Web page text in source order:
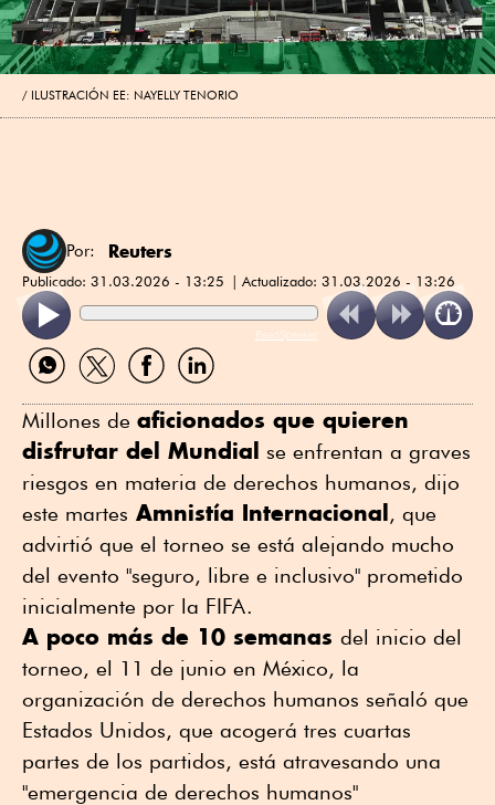
ILUSTRACIÓN EE: NAYELLY TENORIO
Por: Reuters
Publicado: 31.03.2026 - 13:25 Actualizado: 31.03.2026 - 13:26
ReadSpeaker
Compartir
por
Compartir
por
Compartir
por
Compartir
por
Millones de aficionados que quieren
⁠disfrutar del Mundial se enfrentan a graves
riesgos en materia de derechos humanos, dijo
este martes Amnistía Internacional, que
advirtió que el torneo se ⁠está alejando mucho
del evento "seguro, libre e inclusivo" prometido
inicialmente por la FIFA.
A poco más de 10 semanas del inicio del
torneo, el 11 de junio en México, la
organización de derechos humanos señaló que
Estados Unidos, que acogerá tres cuartas
partes de los partidos, está atravesando una
"emergencia de derechos humanos"